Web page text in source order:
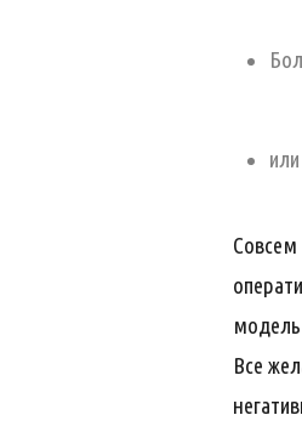
или
Совсем
Все